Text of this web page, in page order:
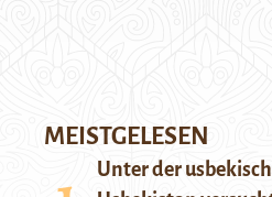
MEISTGELESEN
Unter der